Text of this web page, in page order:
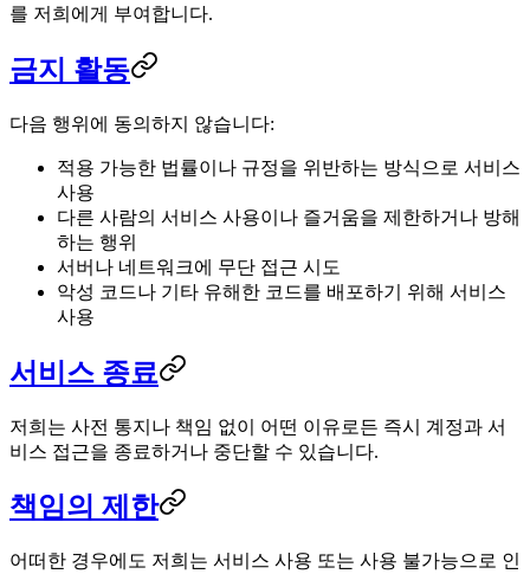
를 저희에게 부여합니다.
금지 활동
다음 행위에 동의하지 않습니다:
적용 가능한 법률이나 규정을 위반하는 방식으로 서비스
사용
다른 사람의 서비스 사용이나 즐거움을 제한하거나 방해
하는 행위
서버나 네트워크에 무단 접근 시도
악성 코드나 기타 유해한 코드를 배포하기 위해 서비스
사용
서비스 종료
저희는 사전 통지나 책임 없이 어떤 이유로든 즉시 계정과 서
비스 접근을 종료하거나 중단할 수 있습니다.
책임의 제한
어떠한 경우에도 저희는 서비스 사용 또는 사용 불가능으로 인